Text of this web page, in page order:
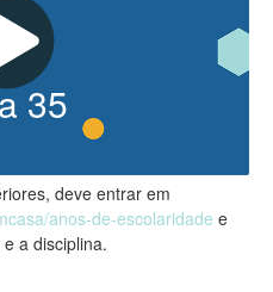
35
deve entrar em
anos-de-escolaridade e
a disciplina.